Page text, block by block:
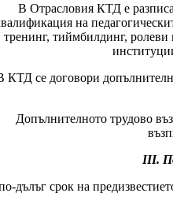
В Отрасловия КТД е
на
тренинг, тиймбилдинг, ролеви
КТД се договори
Допълнителното трудово
ІІІ.
дълъг срок на